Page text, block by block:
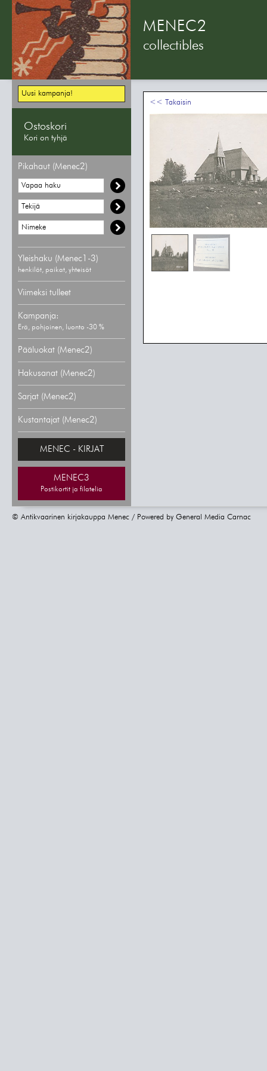
MENEC2
collectibles
Uusi kampanja!
Ostoskori
Kori on tyhjä
Pikahaut (Menec2)
Yleishaku (Menec1-3)
henkilöt, paikat, yhteisöt
Viimeksi tulleet
Kampanja:
Erä, pohjoinen, luonto -30 %
Pääluokat (Menec2)
Hakusanat (Menec2)
Sarjat (Menec2)
Kustantajat (Menec2)
MENEC - KIRJAT
MENEC3
Postikortit ja filatelia
<< Takaisin
© Antikvaarinen kirjakauppa Menec / Powered by General Media Carnac